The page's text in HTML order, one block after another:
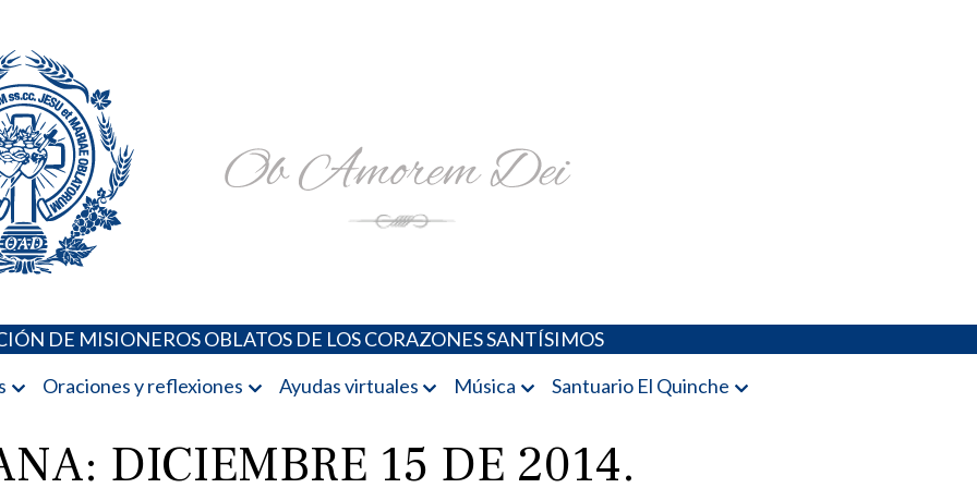
DE MISIONEROS OBLATOS DE LOS CORAZONES SANTÍSIMOS
Oraciones y reflexiones Ayudas virtuales Música Santuario El Quinche
DICIEMBRE 15 DE 2014.